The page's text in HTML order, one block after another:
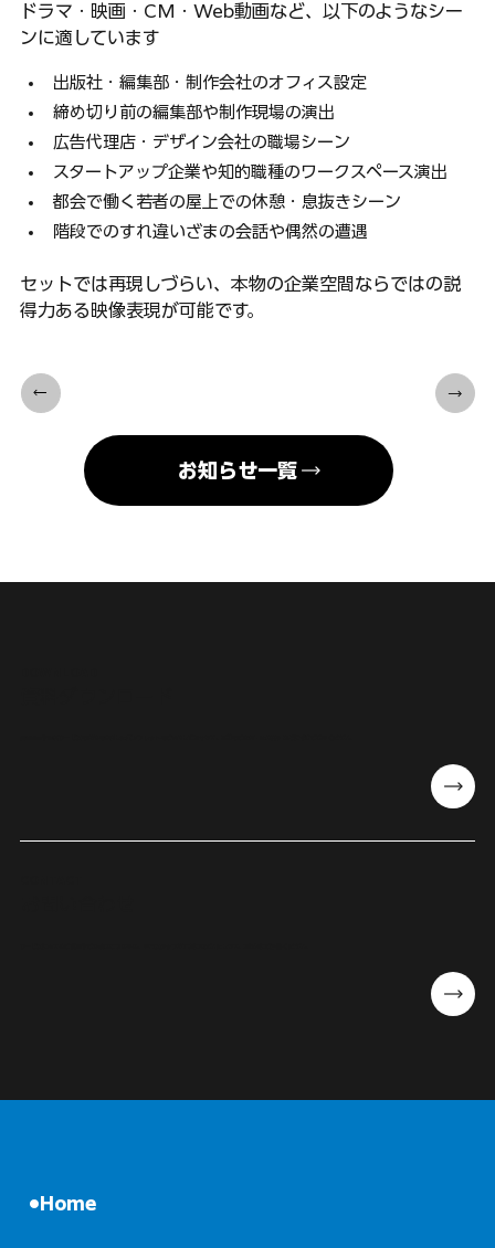
ドラマ・映画・CM・Web動画など、以下のようなシー
ンに適しています
出版社・編集部・制作会社のオフィス設定
締め切り前の編集部や制作現場の演出
広告代理店・デザイン会社の職場シーン
スタートアップ企業や知的職種のワークスペース演出
都会で働く若者の屋上での休憩・息抜きシーン
階段でのすれ違いざまの会話や偶然の遭遇
セットでは再現しづらい、本物の企業空間ならではの説
得力ある映像表現が可能です。
お知らせ一覧
Home